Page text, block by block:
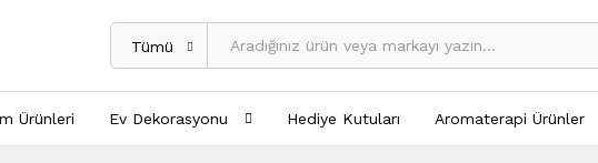
Tümü
Ürünleri Ev Dekorasyonu Hediye Kutuları Aromaterapi Ürünler